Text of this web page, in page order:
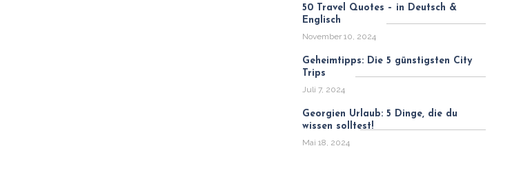
50 Travel Quotes – in Deutsch &
Englisch
November 10, 2024
Geheimtipps: Die 5 günstigsten City
Trips
Juli 7, 2024
Georgien Urlaub: 5 Dinge, die du
wissen solltest!
Mai 18, 2024